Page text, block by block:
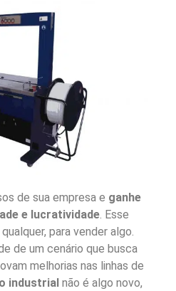
de sua empresa e ganhe
e lucratividade. Esse
para vender algo.
de um cenário que busca
melhorias nas linhas de
industrial não é algo novo,